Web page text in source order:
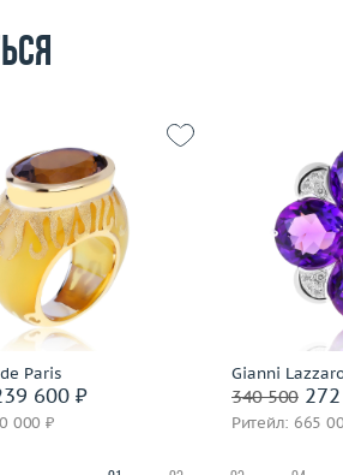
Paris
600 ₽
000 ₽
18.76
золото 750 пробы
Подробнее
Gianni
340 500272
Ритейл: 665
Размер
Вес (г)
Материал